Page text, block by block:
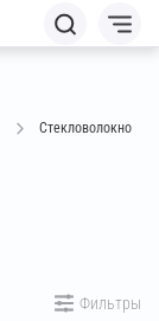
Стекловолокно
Фильтры